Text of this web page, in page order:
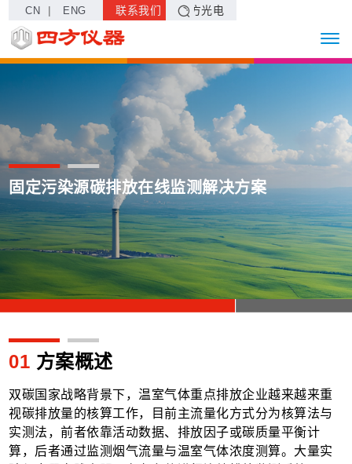
CN | ENG 联系我们 四方光电
固定污染源碳排放在线监测解决方案
01 方案概述
双碳国家战略背景下，温室气体重点排放企业越来越来重
视碳排放量的核算工作，目前主流量化方式分为核算法与
实测法，前者依靠活动数据、排放因子或碳质量平衡计
算，后者通过监测烟气流量与温室气体浓度测算。大量实